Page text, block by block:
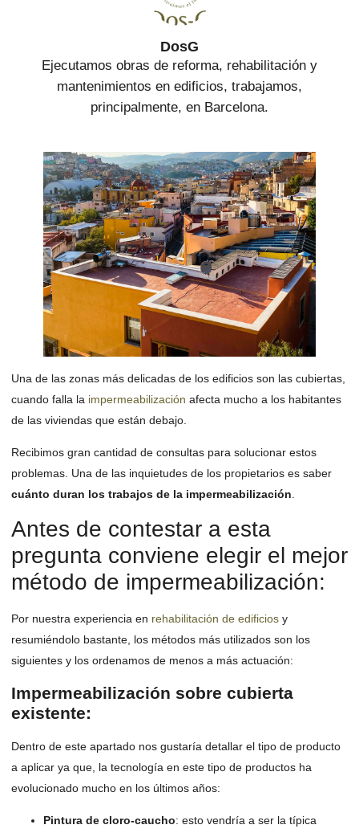
DosG
Ejecutamos obras de reforma, rehabilitación y
mantenimientos en edificios, trabajamos,
principalmente, en Barcelona.
Una de las zonas más delicadas de los edificios son las cubiertas,
cuando falla la impermeabilización afecta mucho a los habitantes
de las viviendas que están debajo.
Recibimos gran cantidad de consultas para solucionar estos
problemas. Una de las inquietudes de los propietarios es saber
cuánto duran los trabajos de la impermeabilización
Antes de contestar a esta
pregunta conviene elegir el mejor
método de impermeabilización:
Por nuestra experiencia en rehabilitación de edificios y
resumiéndolo bastante, los métodos más utilizados son los
siguientes y los ordenamos de menos a más actuación:
Impermeabilización sobre cubierta
existente:
Dentro de este apartado nos gustaría detallar el tipo de producto
a aplicar ya que, la tecnología en este tipo de productos ha
evolucionado mucho en los últimos años:
Pintura de cloro-caucho: esto vendría a ser la típica